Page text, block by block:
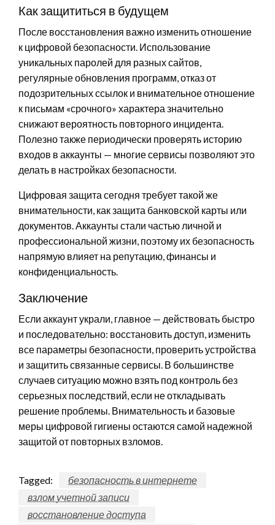
Как защититься в будущем
После восстановления важно изменить отношение
к цифровой безопасности. Использование
уникальных паролей для разных сайтов,
регулярные обновления программ, отказ от
подозрительных ссылок и внимательное отношение
к письмам «срочного» характера значительно
снижают вероятность повторного инцидента.
Полезно также периодически проверять историю
входов в аккаунты — многие сервисы позволяют это
делать в настройках безопасности.
Цифровая защита сегодня требует такой же
внимательности, как защита банковской карты или
документов. Аккаунты стали частью личной и
профессиональной жизни, поэтому их безопасность
напрямую влияет на репутацию, финансы и
конфиденциальность.
Заключение
Если аккаунт украли, главное — действовать быстро
и последовательно: восстановить доступ, изменить
все параметры безопасности, проверить устройства
и защитить связанные сервисы. В большинстве
случаев ситуацию можно взять под контроль без
серьезных последствий, если не откладывать
решение проблемы. Внимательность и базовые
меры цифровой гигиены остаются самой надежной
защитой от повторных взломов.
Tagged:
безопасность в интернете
взлом учетной записи
восстановление доступа